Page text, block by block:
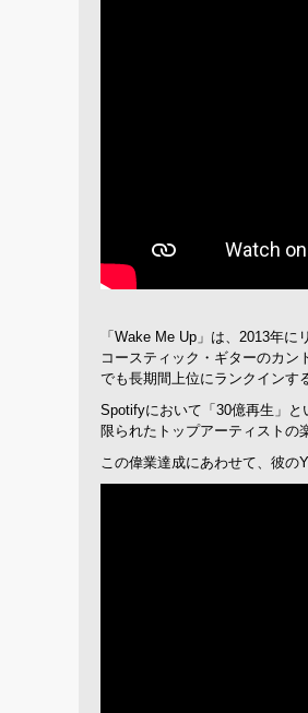
「Wake Me Up」は、2013年
コースティック・ギターのカン
でも長期間上位にランクインす
Spotifyにおいて「30億再生」
限られたトップアーティストの
この偉業達成にあわせて、彼の